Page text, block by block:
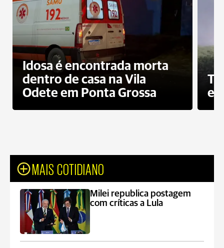
Idosa é encontrada morta
dentro de casa na Vila
Odete em Ponta Grossa
e
MAIS COTIDIANO
Milei republica postagem
com críticas a Lula